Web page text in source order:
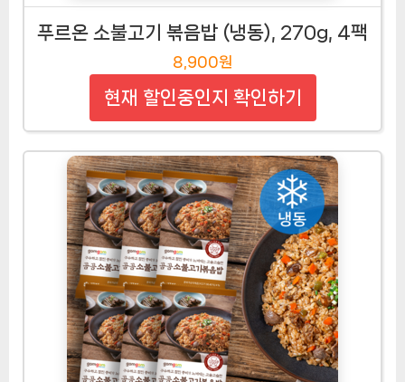
푸르온 소불고기 볶음밥 (냉동), 270g, 4팩
8,900원
현재 할인중인지 확인하기